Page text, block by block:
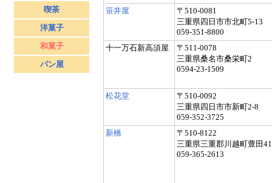
喫茶
洋菓子
和菓子
パン屋
笹井屋
〒510-0081
三重県四日市市北町5-13
059-351-8800
十一万石新高須屋
〒511-0078
三重県桑名市桑栄町2
0594-23-1509
松花堂
〒510-0092
三重県四日市市新町2-8
059-352-3725
新橋
〒510-8122
三重県三重郡川越町豊田
059-365-2613